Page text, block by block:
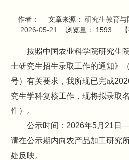
作者： 文章来源： 研究生教育与
2026-05-21
浏览量： 1593
按照中国农业科学院研究生
士研究生招生录取工作的通知》
号）有关要求，我所现已完成
究生学科复核工作，现将拟录取
件）。
公示时间：2026年5月21日
请在公示期内向农产品加工研究
处反映。